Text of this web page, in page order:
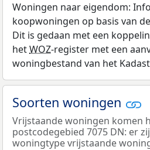
Woningen naar eigendom:
koopwoningen op basis van
Dit is gedaan met een
hetWOZ-register met een
woningbestand van het
Soorten woningen
Vrijstaande woningen komen
postcodegebied 7075 DN: er
woningtype vrijstaande